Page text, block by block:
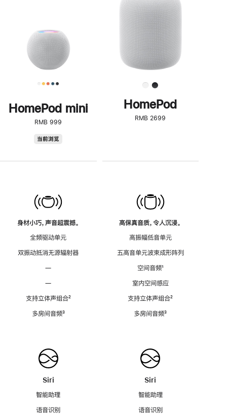
HomePod mini
RMB 999
当前浏览
身材小巧，声音超震撼。
全频驱动单元
双振动抵消无源辐射器
—
—
支持立体声组合脚
²
多房间音频脚
³
Siri
智能助理
语音识别
了
解
HomePod<
HomePod
RMB 2699
高保真音质，令人沉浸。
高振幅低音单元
五高音单元波束成形阵列
空间音频脚
¹
室内空间感应
支持立体声组合脚
²
多房间音频脚
³
Siri
智能助理
语音识别